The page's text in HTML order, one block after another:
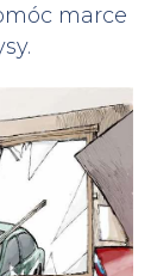
marce